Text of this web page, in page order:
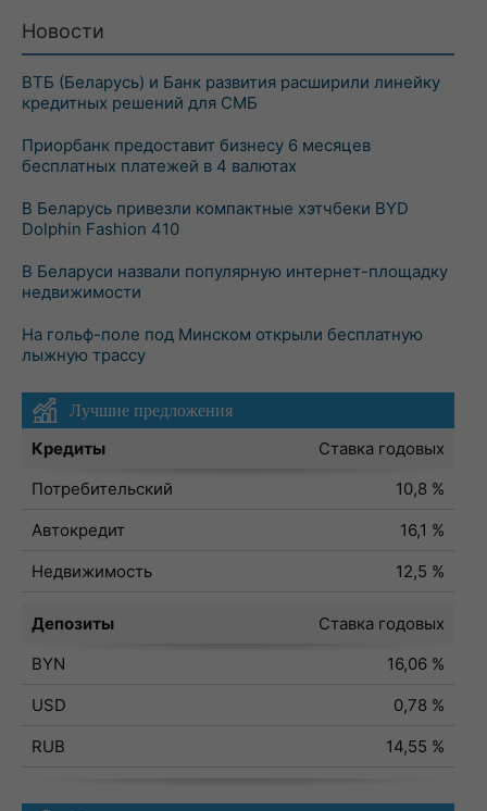
Новости
ВТБ (Беларусь) и Банк развития расширили линейку
кредитных решений для СМБ
Приорбанк предоставит бизнесу 6 месяцев
бесплатных платежей в 4 валютах
В Беларусь привезли компактные хэтчбеки BYD
Dolphin Fashion 410
В Беларуси назвали популярную интернет-площадку
недвижимости
На гольф-поле под Минском открыли бесплатную
лыжную трассу
Лучшие предложения
Кредиты
Ставка годовых
Потребительский
10,8 %
Автокредит
16,1 %
Недвижимость
12,5 %
Депозиты
Ставка годовых
BYN
16,06 %
USD
0,78 %
RUB
14,55 %